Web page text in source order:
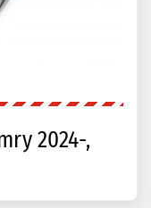
2024-,